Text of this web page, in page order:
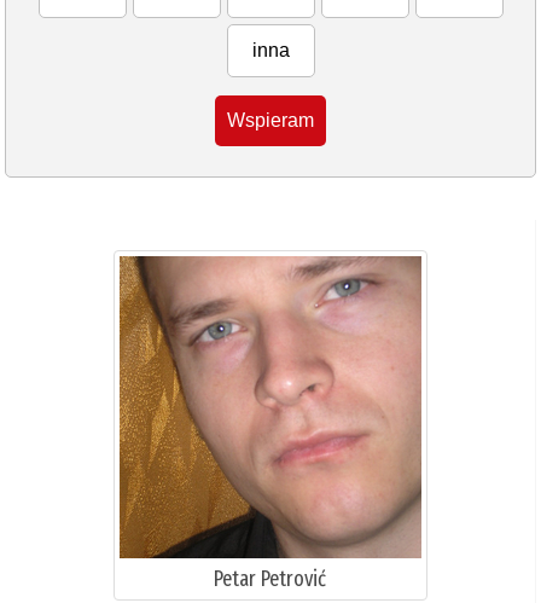
inna
Wspieram
Petar Petrović